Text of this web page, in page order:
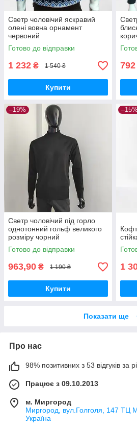
Светр чоловічий яскравий
олені вовна орнамент
червоний
Готово до відправки
1 232 ₴ 1 540 ₴
Купити
792
–19%
Светр чоловічий під горло
однотонний гольф великого
розміру чорний
Готово до відправки
963,90 ₴ 1 190 ₴
Купити
–15%
1
Показати ще
Про нас
98% позитивних з 53 відгуків за
Працює з 09.10.2013
м. Миргород
Миргород, вул.Голголя, 147 ТЦ
Україна